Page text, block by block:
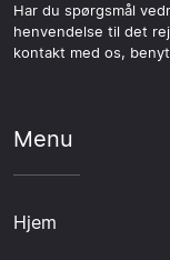
Har du spørgsmål
henvendelse til det
kontakt med os,
Menu
Hjem